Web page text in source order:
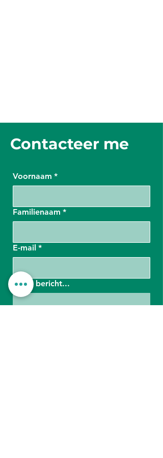
Contacteer me
Voornaam *
Familienaam *
E-mail *
Jouw bericht...